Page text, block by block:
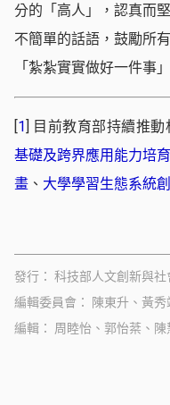
分的「高人」，認真而
不簡單的話語，鼓勵所
「紮紮實實做好一件事
[1] 目前教育部持續推動
基礎及跨界應用能力培
畫 、 大學學習生態系統
發行
科技部人文創新與
編輯委員會
陳東升、黃
編輯
周睦怡、郭怡棻、